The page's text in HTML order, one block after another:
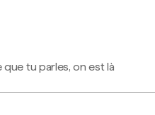
tu parles, on est là